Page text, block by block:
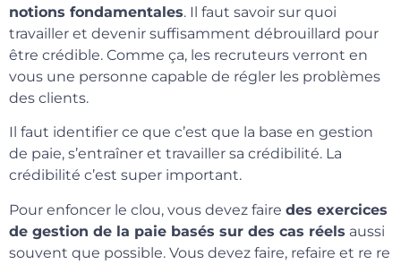
notions fondamentales. Il faut savoir sur quoi
travailler et devenir suffisamment débrouillard pour
être crédible. Comme ça, les recruteurs verront en
vous une personne capable de régler les problèmes
des clients.
Il faut identifier ce que c’est que la base en gestion
de paie, s’entraîner et travailler sa crédibilité. La
crédibilité c’est super important.
Pour enfoncer le clou, vous devez faire des exercices
de gestion de la paie basés sur des cas réels aussi
souvent que possible. Vous devez faire, refaire et re re